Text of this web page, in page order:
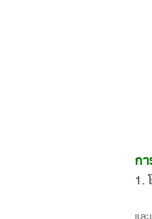
ก
1.
แล